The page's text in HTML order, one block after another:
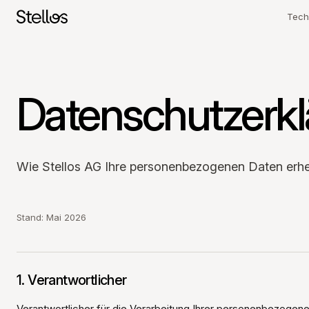
Wie Stellos AG Ihre personenbezogenen Daten
Stand: Mai 2026
1. Verantwortlicher
SWITZERLAND
English Français Deutsch
Polski English
Deutsch